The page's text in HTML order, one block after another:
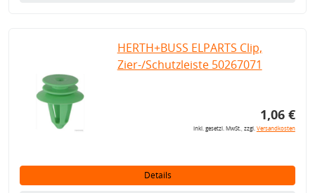
HERTH+BUSS ELPARTS Clip,
Zier-/Schutzleiste 50267071
1,06 €
inkl. gesetzl. MwSt., zzgl.Versandkosten
Details